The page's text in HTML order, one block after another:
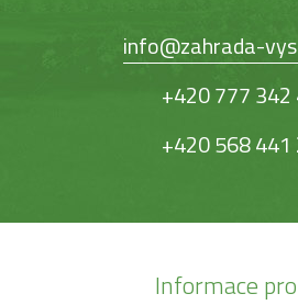
info@zahrada-
+420 777 342
+420 568 441
Informace